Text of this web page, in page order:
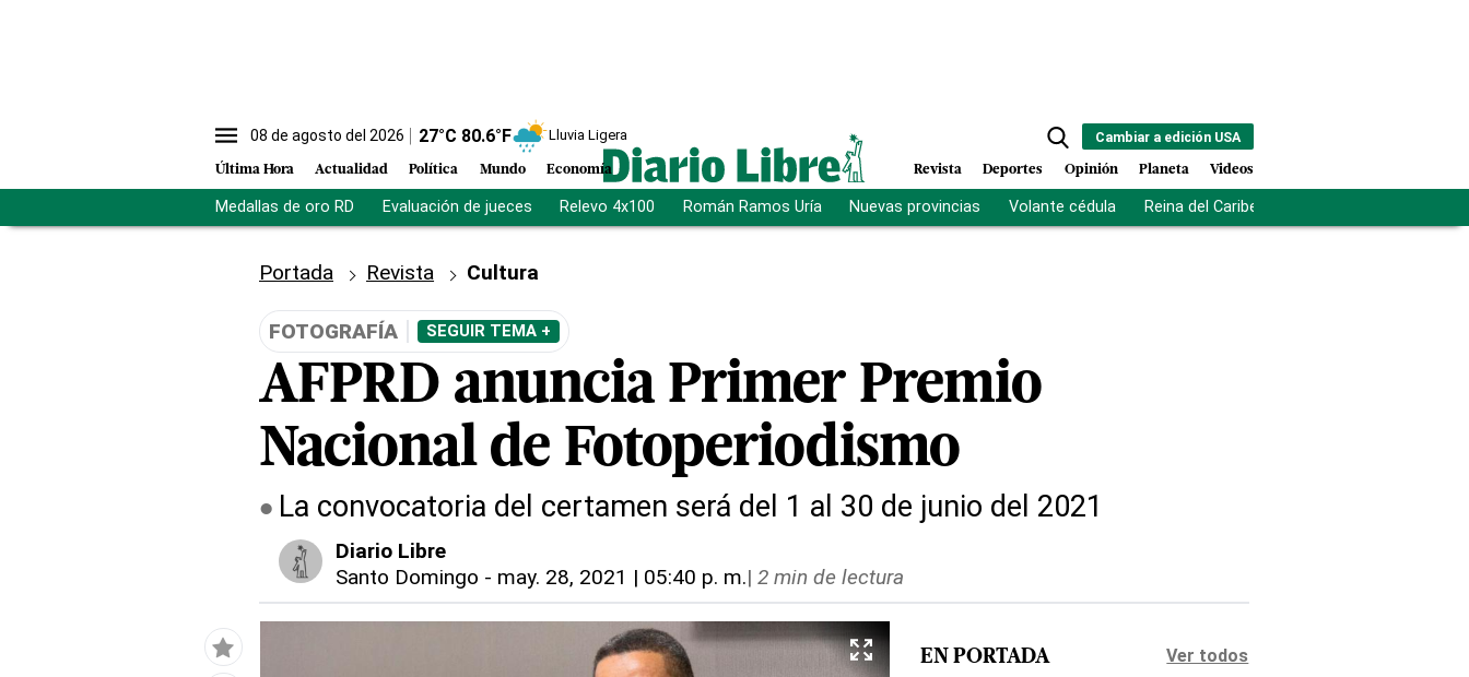
08 de agosto del 2026 27°C 80.6°F Lluvia Ligera
Última Hora Actualidad Política Mundo Economía
Cambiar a edición USA
Revista Deportes Opinión Planeta Videos
Medallas de oro RD Evaluación de jueces Relevo 4x100 Román Ramos Uría Nuevas provincias Volante cédula Reina del Caribe
Portada Revista Cultura
FOTOGRAFÍA SEGUIR TEMA +
AFPRD anuncia Primer Premio
Nacional de Fotoperiodismo
La convocatoria del certamen será del 1 al 30 de junio del 2021
Diario Libre
Santo Domingo - may. 28, 2021 | 05:40 p. m.| 2 min de lectura
EN PORTADA Ver todos